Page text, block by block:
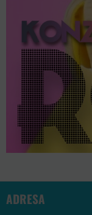
ADRESA